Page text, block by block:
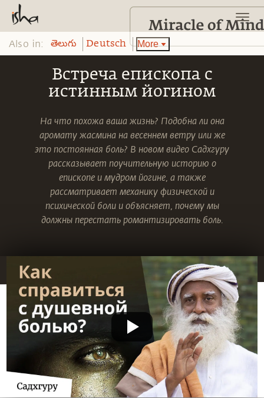
Встреча епископа с
истинным йогином
На что похожа ваша жизнь? Подобна ли она
аромату жасмина на весеннем ветру или же
это постоянная боль? В новом видео Садхгуру
рассказывает поучительную историю о
епископе и мудром йогине, а также
рассматривает механику физической и
психической боли и объясняет, почему мы
должны перестать романтизировать боль.
Also in: తెలుగు Deutsch More